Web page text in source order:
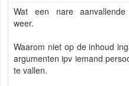
Wat een nare aanvallende
weer.
Waarom niet op de inhoud
argumenten ipv iemand
te vallen.